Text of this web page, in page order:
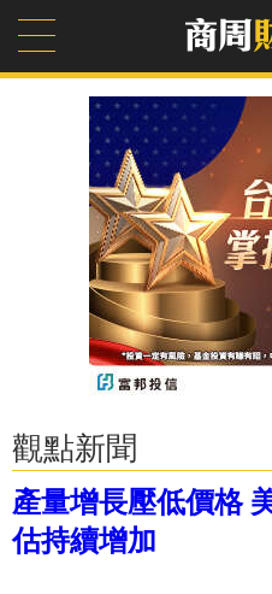
觀點新聞
產量增長壓低價格
估持續增加